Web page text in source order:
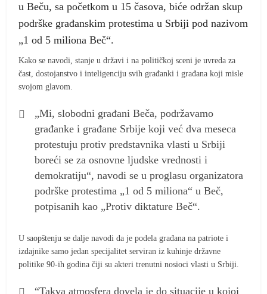
u Beču, sa početkom u 15 časova, biće održan skup
podrške građanskim protestima u Srbiji pod nazivom
„1 od 5 miliona Beč“.
Kako se navodi, stanje u državi i na političkoj sceni je uvreda za
čast, dostojanstvo i inteligenciju svih građanki i građana koji misle
svojom glavom.
„Mi, slobodni građani Beča, podržavamo
građanke i građane Srbije koji već dva meseca
protestuju protiv predstavnika vlasti u Srbiji
boreći se za osnovne ljudske vrednosti i
demokratiju“, navodi se u proglasu organizatora
podrške protestima „1 od 5 miliona“ u Beč,
potpisanih kao „Protiv diktature Beč“.
U saopštenju se dalje navodi da je podela građana na patriote i
izdajnike samo jedan specijalitet serviran iz kuhinje državne
politike 90-ih godina čiji su akteri trenutni nosioci vlasti u Srbiji.
“Takva atmosfera dovela je do situacije u kojoj